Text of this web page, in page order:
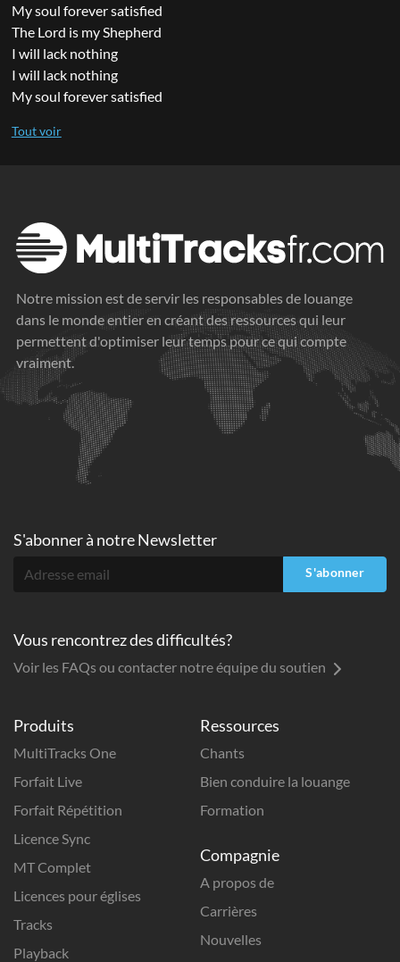
My soul forever satisfied
The Lord is my Shepherd
I will lack nothing
I will lack nothing
My soul forever satisfied
Notre mission est de servir les responsables de louange
dans le monde entier en créant des ressources qui leur
permettent d'optimiser leur temps pour ce qui compte
vraiment.
Produits
MultiTracks One
Forfait Live
Forfait Répétition
Licence Sync
MT Complet
Licences pour églises
Tracks
Playback
Ressources
Chants
Bien conduire la louange
Formation
Compagnie
A propos de
Carrières
Nouvelles
S'abonner à notre Newsletter
S'abonner
Vous rencontrez des difficultés?
Voir les FAQs ou contacter notre équipe du soutien